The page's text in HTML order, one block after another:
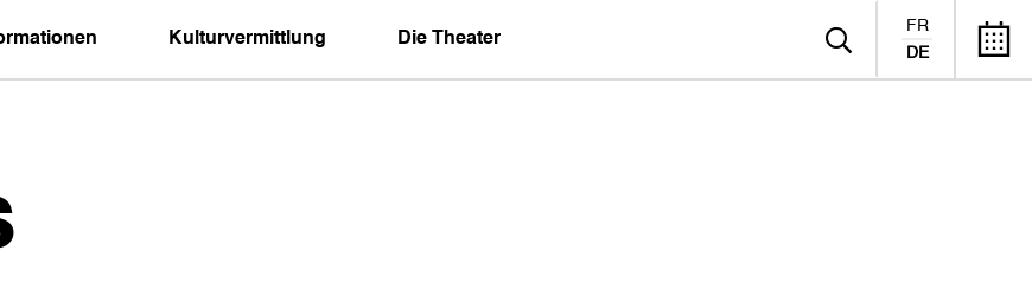
Kulturvermittlung Die Theater
FR
DE